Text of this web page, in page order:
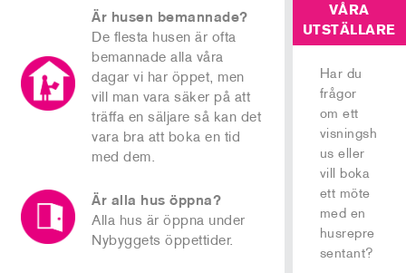
Är husen bemannade?
De flesta husen är ofta
bemannade alla våra
dagar vi har öppet, men
vill man vara säker på att
träffa en säljare så kan det
vara bra att boka en tid
med dem.
Är alla hus öppna?
Alla hus är öppna under
Nybyggets öppettider.
VÅRA
UTSTÄLLARE
Har du
frågor
om ett
visningsh
us eller
vill boka
ett möte
med en
husrepre
sentant?